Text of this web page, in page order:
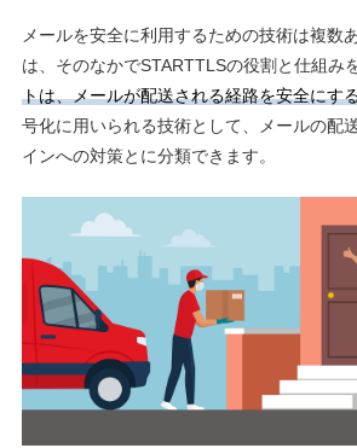
メールを安全に利用するための技術は複数
は、そのなかでSTARTTLSの役割と仕組み
トは、メールが配送される経路を安全にす
号化に用いられる技術として、メールの配
インへの対策とに分類できます。